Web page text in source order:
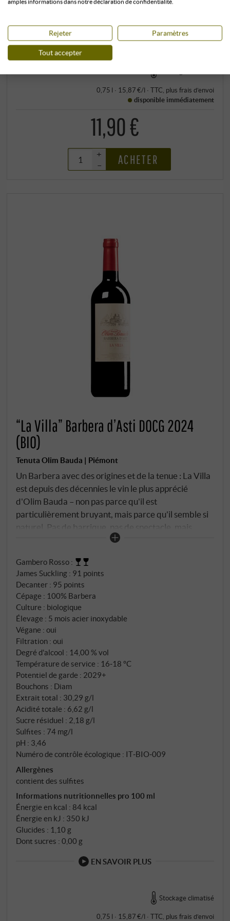
Énergie en kJ : 312 kJ
0,75 l · 15,87 €/l · TTC, plus frais d’envoi
disponible immédiatement
11,90 €
+
–
ACHETER
“La Villa” Barbera d’Asti DOCG 2024
(BIO)
Tenuta Olim Bauda | Piémont
Un Barbera avec des origines et de la tenue : La Villa
est depuis des décennies le vin le plus apprécié
d'Olim Bauda – non pas parce qu'il est
particulièrement bruyant, mais parce qu'il semble si
naturel. Pas de barrique, pas de spectacle, mais
beaucoup de caractère. Le secret réside dans
tout est là, rien ne s'impose. Dans le verre, un rubis
lumineux avec un violet juvénile. Le bouquet joue sur
la fraîcheur : griotte, framboise, herbes séchées, un
soupçon de violette et une délicate note minérale. En
bouche, on retrouve la tension typique de l'Asti-
Barbera – juteuse, aux contours clairs, avec des
tanins souples et une fine longueur. Un vin
merveilleusement authentique qui respire l'âme du
Piémont – spontané, vivant, sans artifice. Celui qui
veut comprendre l'essence de ce cépage est ici au
bon endroit et a trouvé son nouveau vin pour tous les
jours. SUPERIORE.DE
Gambero Rosso :
James Suckling : 91 points
Decanter : 95 points
Cépage : 100% Barbera
Culture : biologique
Élevage : 5 mois acier inoxydable
Végane : oui
Filtration : oui
Degré d'alcool : 14,00 % vol
Température de service : 16‑18 °C
Potentiel de garde : 2029+
Bouchons : Diam
Extrait total : 30,29 g/l
Acidité totale : 6,62 g/l
Sucre résiduel : 2,18 g/l
Sulfites : 74 mg/l
pH : 3,46
Numéro de contrôle écologique : IT‑BIO‑009
Allergènes
contient des sulfites
Informations nutritionnelles pro 100 ml
Énergie en kcal : 84 kcal
Énergie en kJ : 350 kJ
Glucides : 1,10 g
Dont sucres : 0,00 g
EN SAVOIR PLUS
Stockage climatisé
0,75 l · 15,87 €/l · TTC, plus frais d’envoi
amples informations dans notre déclaration de confidentialité.
Rejeter Paramètres
Tout accepter